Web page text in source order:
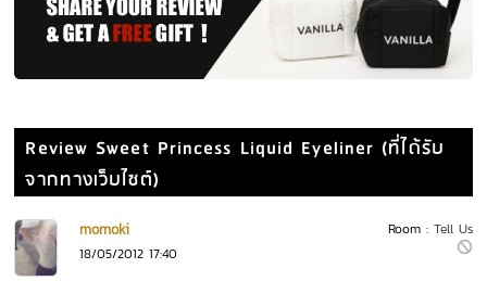
Review Sweet Princess Liquid Eyeliner (ที่ได้รับ
จากทางเว็บไซต์)
Room : Tell Us
momoki
18/05/2012 17:40